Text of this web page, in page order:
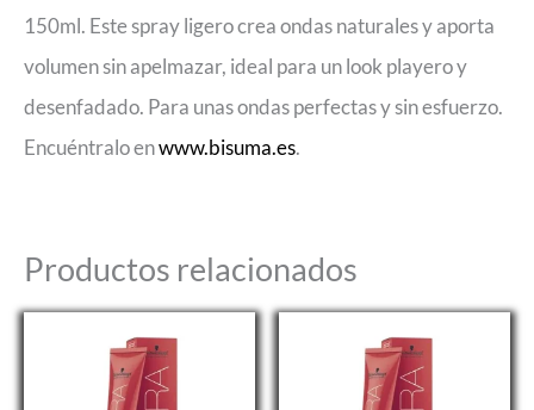
150ml. Este spray ligero crea ondas naturales y aporta
volumen sin apelmazar, ideal para un look playero y
desenfadado. Para unas ondas perfectas y sin esfuerzo.
Encuéntralo enwww.bisuma.es.
Productos relacionados